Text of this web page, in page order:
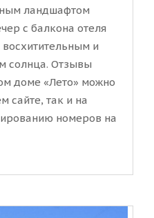
ландшафтом
с балкона отеля
и
солнца. Отзывы
доме «Лето» можно
сайте, так и на
номеров на